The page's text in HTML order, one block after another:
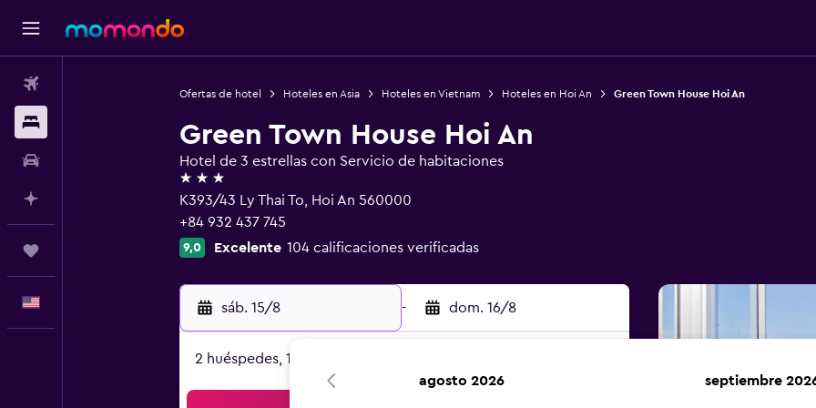
Ofertas de hotel Hoteles en Asia Hoteles en Vietnam Hoteles en Hoi An Green Town House Hoi An
Green Town House Hoi An
Hotel de 3 estrellas con Servicio de habitaciones
3 estrellas
K393/43 Ly Thai To, Hoi An 560000
+84 932 437 745
9,0 Excelente 104 calificaciones verificadas
sáb. 15/8 - dom. 16/8
2 huéspedes, 1 habitación
agosto 2026 septiembre